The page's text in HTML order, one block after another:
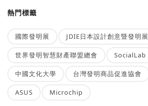
熱門標籤
國際發明展 JDIE日本設計創意暨發明展
世界發明智慧財產聯盟總會 SocialLab
中國文化大學 台灣發明商品促進協會
ASUS Microchip